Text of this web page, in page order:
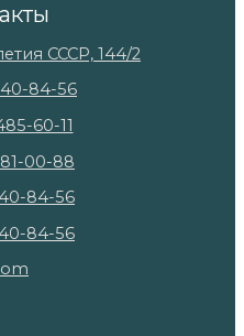
СССР, 144/2
84-56
60-11
00-88
84-56
84-56